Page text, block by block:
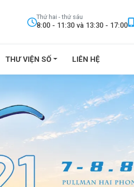
Thứ hai - thứ sáu
8:00 - 11:30 và 13:30 - 17:00
THƯ VIỆN SỐ LIÊN HỆ